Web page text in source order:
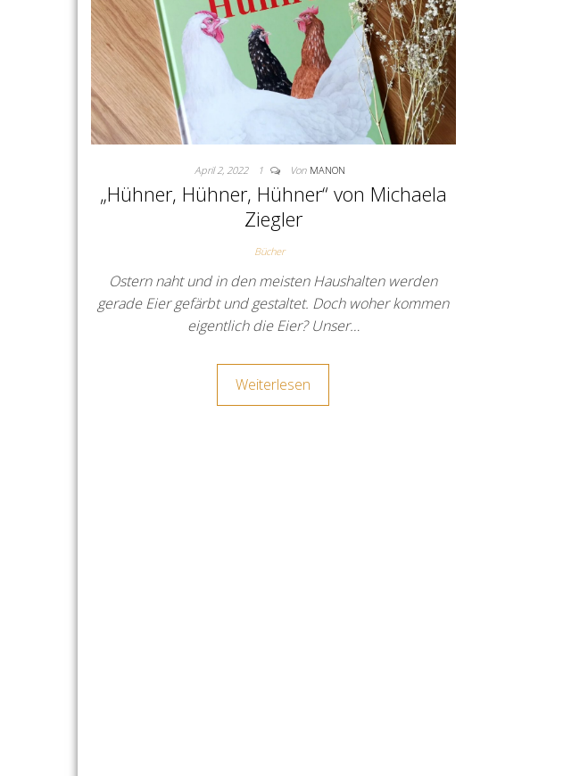
April 2, 2022 1 Von MANON
„Hühner, Hühner, Hühner“ von Michaela
Ziegler
Bücher
Ostern naht und in den meisten Haushalten werden
gerade Eier gefärbt und gestaltet. Doch woher kommen
eigentlich die Eier? Unser…
Weiterlesen